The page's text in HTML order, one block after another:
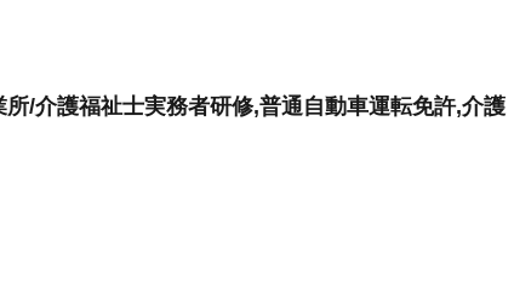
/介護福祉士実務者研修,普通自動車運転免許,介護